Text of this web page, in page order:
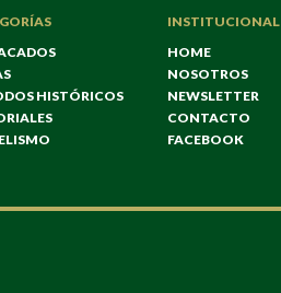
HISTÓRICOS
INSTITUCIONAL
HOME
NOSOTROS
NEWSLETTER
CONTACTO
FACEBOOK